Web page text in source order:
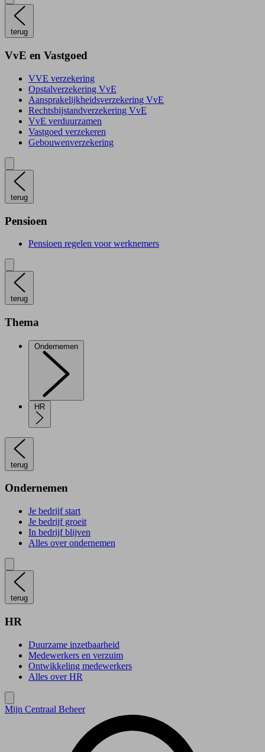
terug
VvE en Vastgoed
VVE verzekering
Opstalverzekering VvE
Aansprakelijkheidsverzekering VvE
Rechtsbijstandverzekering VvE
VvE verduurzamen
Vastgoed verzekeren
Gebouwenverzekering
terug
Pensioen
Pensioen regelen voor werknemers
terug
Thema
Ondernemen
HR
terug
Ondernemen
Je bedrijf start
Je bedrijf groeit
In bedrijf blijven
Alles over ondernemen
terug
HR
Duurzame inzetbaarheid
Medewerkers en verzuim
Ontwikkeling medewerkers
Alles over HR
Mijn Centraal Beheer